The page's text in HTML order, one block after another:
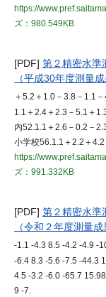
https://
ズ：980.549KB
[PDF] 第２精密水準
（平成30年度測量成
＋5.2＋1.0－3.8－1.1
1.1＋2.4＋2.3－5.1＋
内52.1.1＋2.6－0.2－
小学校56.1.1＋2.2＋4.2
https://
ズ：991.332KB
[PDF] 第２精密水準
（令和２年度測量成
-1.1 -4.3 8.5 -4.2 -4.9 -
-6.4 8.3 -5.6 -7.5 -44.3
4.5 -3.2 -6.0 -65.7
9 -7.